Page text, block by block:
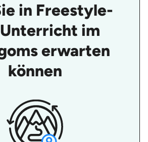
in Freestyle-
im
erwarten
können